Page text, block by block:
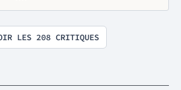
LES 208 CRITIQUES